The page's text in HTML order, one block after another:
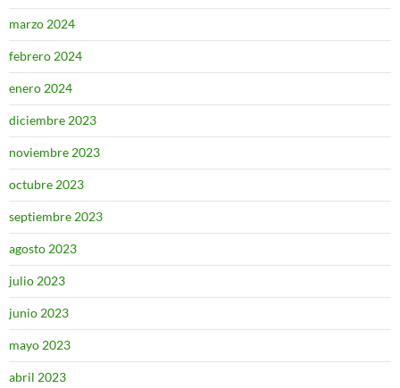
marzo 2024
febrero 2024
enero 2024
diciembre 2023
noviembre 2023
octubre 2023
septiembre 2023
agosto 2023
julio 2023
junio 2023
mayo 2023
abril 2023